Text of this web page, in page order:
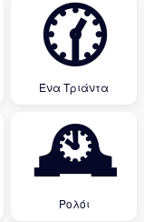
🕜
Ένα Τριάντα
🕰
Ρολόι